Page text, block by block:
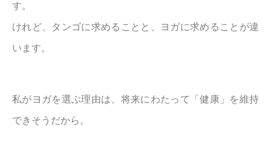
す。
けれど、タンゴに求めることと、ヨガに求めることが違
います。
私がヨガを選ぶ理由は、将来にわたって「健康」を維持
できそうだから。